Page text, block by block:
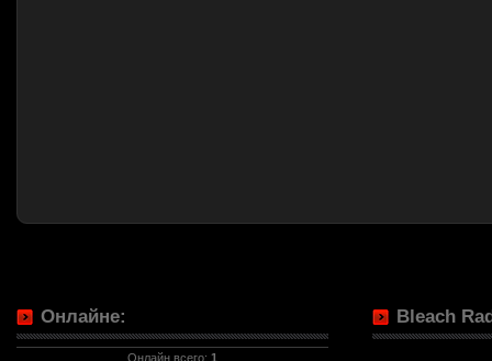
Онлайне:
Онлайн всего: 1
Bleach